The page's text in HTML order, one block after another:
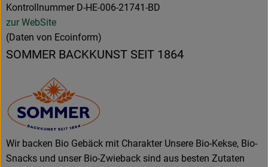
Kontrollnummer D-HE-006-21741-BD
zur WebSite
(Daten von Ecoinform)
SOMMER BACKKUNST SEIT 1864
Wir backen Bio Gebäck mit Charakter Unsere Bio-Kekse, Bio-
Snacks und unser Bio-Zwieback sind aus besten Zutaten